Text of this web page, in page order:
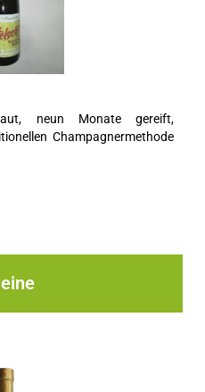
neun Monate gereift,
Champagnermethode